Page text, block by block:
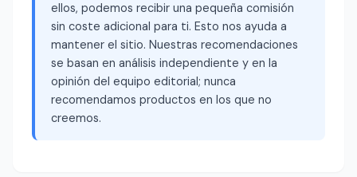
ellos, podemos recibir una pequeña comisión
sin coste adicional para ti. Esto nos ayuda a
mantener el sitio. Nuestras recomendaciones
se basan en análisis independiente y en la
opinión del equipo editorial; nunca
recomendamos productos en los que no
creemos.